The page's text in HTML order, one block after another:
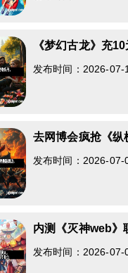
《梦幻古龙》充
发布时间：2026-
去网博会疯抢《纵
发布时间：2026-07-
内测《灭神web》
发布时间：2026-